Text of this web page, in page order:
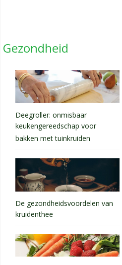
Gezondheid
Deegroller: onmisbaar
keukengereedschap voor
bakken met tuinkruiden
De gezondheidsvoordelen van
kruidenthee